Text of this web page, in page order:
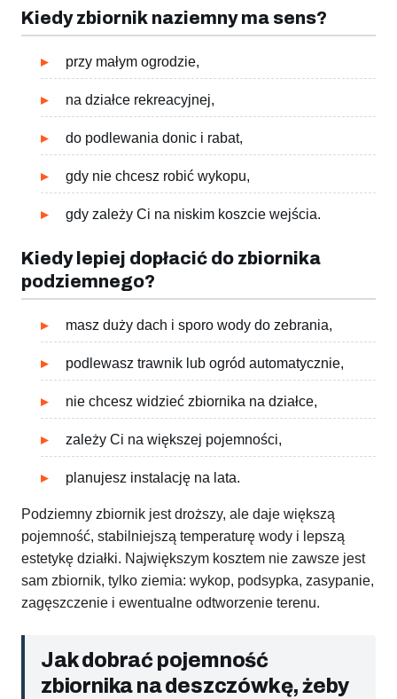
Kiedy zbiornik naziemny ma sens?
przy małym ogrodzie,
na działce rekreacyjnej,
do podlewania donic i rabat,
gdy nie chcesz robić wykopu,
gdy zależy Ci na niskim koszcie wejścia.
Kiedy lepiej dopłacić do zbiornika
podziemnego?
masz duży dach i sporo wody do zebrania,
podlewasz trawnik lub ogród automatycznie,
nie chcesz widzieć zbiornika na działce,
zależy Ci na większej pojemności,
planujesz instalację na lata.
Podziemny zbiornik jest droższy, ale daje większą
pojemność, stabilniejszą temperaturę wody i lepszą
estetykę działki. Największym kosztem nie zawsze jest
sam zbiornik, tylko ziemia: wykop, podsypka, zasypanie,
zagęszczenie i ewentualne odtworzenie terenu.
Jak dobrać pojemność
zbiornika na deszczówkę, żeby